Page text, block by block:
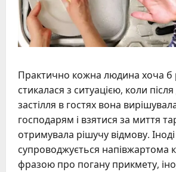
Практично кожна людина хоча б
стикалася з ситуацією, коли
застілля в гостях вона
господарям і взятися за миття
отримувала рішучу відмову.
супроводжується напівжартома
фразою про погану прикмету,